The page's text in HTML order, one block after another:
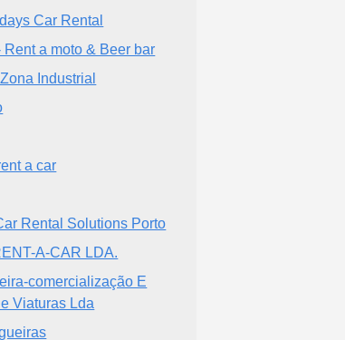
Car Rental
Rent a moto & Beer bar
Industrial
a car
Rental Solutions Porto
A-CAR LDA.
comercialização E
Viaturas Lda